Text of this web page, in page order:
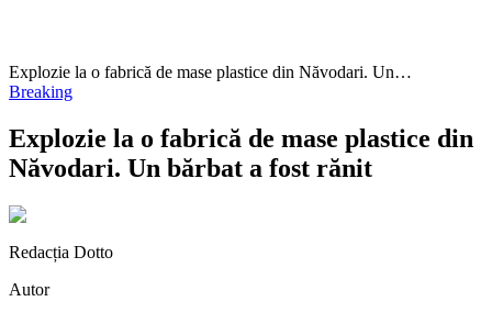
Explozie la o fabrică de mase plastice din Năvodari. Un…
Breaking
Explozie la o fabrică de mase plastice din
Năvodari. Un bărbat a fost rănit
Redacția Dotto
Autor